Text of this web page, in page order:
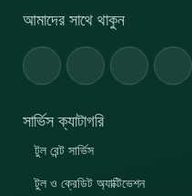
আমাদের সাথে থাকুন
সার্ভিস ক্যাটাগরি
টুল রেন্ট সার্ভিস
টুল ও ক্রেডিট অ্যাক্টিভেশন